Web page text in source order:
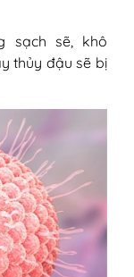
sạch sẽ, khô
thủy đậu sẽ bị